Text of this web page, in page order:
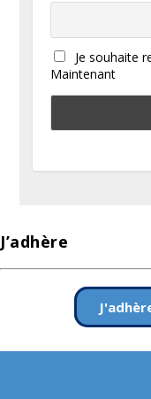
Je souhaite
Maintenant
J’adhère